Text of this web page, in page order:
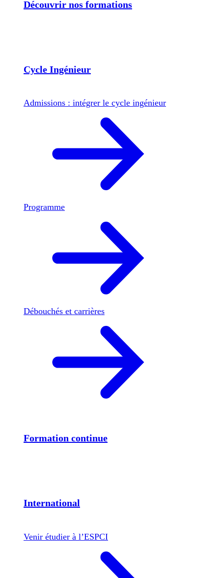
Découvrir nos formations
Cycle Ingénieur
Admissions : intégrer le cycle ingénieur
Programme
Débouchés et carrières
Formation continue
International
Venir étudier à l’ESPCI